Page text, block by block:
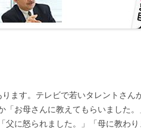
ます。テレビで若いタレントさん
「お母さんに教えてもらいました
父に怒られました。」「母に教わ